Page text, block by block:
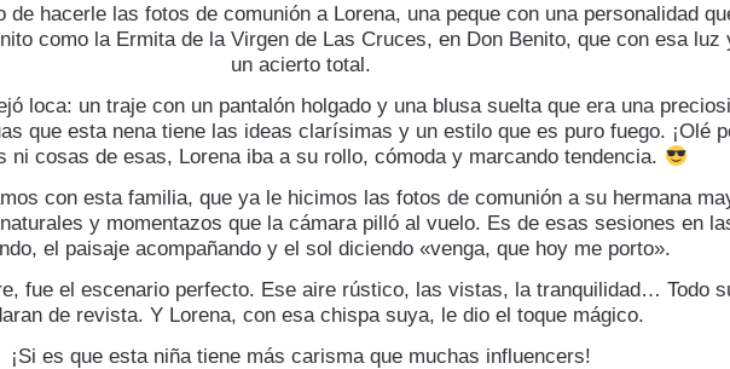
hacerle las fotos de comunión a Lorena, una peque con una personalidad
como la Ermita de la Virgen de Las Cruces, en Don Benito, que con esa
un acierto total.
loca: un traje con un pantalón holgado y una blusa suelta que era una
que esta nena tiene las ideas clarísimas y un estilo que es puro fuego. ¡Olé
ni cosas de esas, Lorena iba a su rollo, cómoda y marcando tendencia.
con esta familia, que ya le hicimos las fotos de comunión a su hermana
y momentazos que la cámara pilló al vuelo. Es de esas sesiones en
el paisaje acompañando y el sol diciendo «venga, que hoy me porto».
fue el escenario perfecto. Ese aire rústico, las vistas, la tranquilidad… Todo
de revista. Y Lorena, con esa chispa suya, le dio el toque mágico.
¡Si es que esta niña tiene más carisma que muchas influencers!